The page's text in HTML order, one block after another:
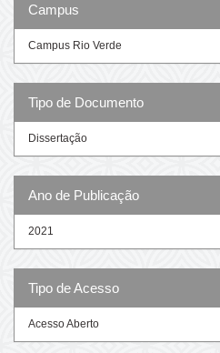
Campus
Campus Rio Verde
Tipo de Documento
Dissertação
Ano de Publicação
2021
Tipo de Acesso
Acesso Aberto